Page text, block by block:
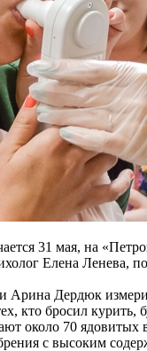
31 мая, на
Елена Ленева,
Дердюк
кто бросил
70 ядовитых
с высоким